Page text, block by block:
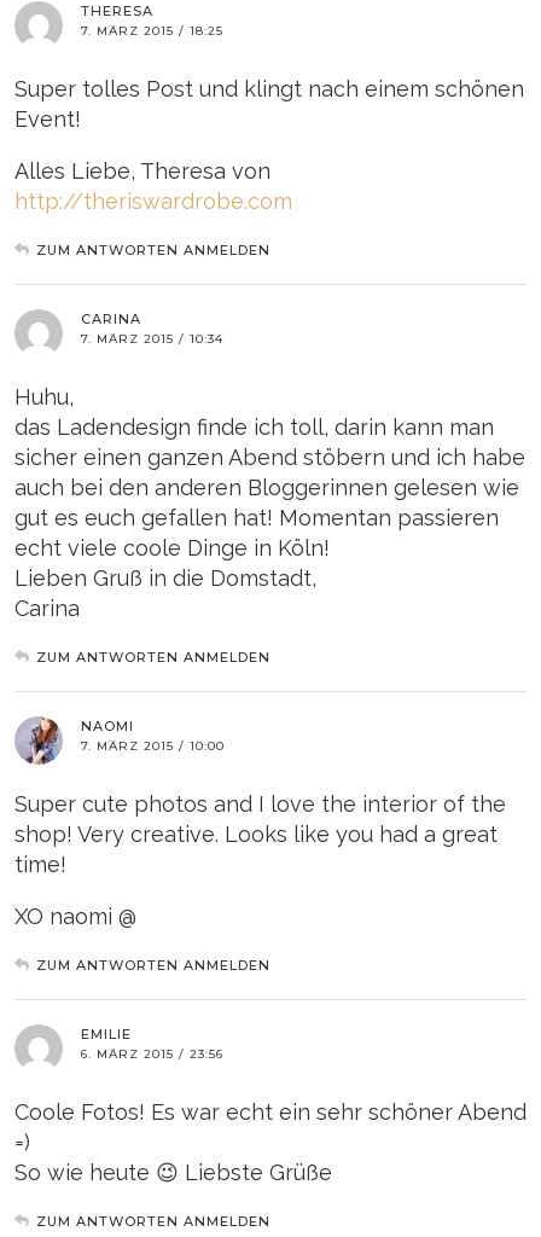
THERESA
7. MÄRZ 2015 / 18:25
Super tolles Post und klingt nach einem schönen
Event!
Alles Liebe, Theresa von
http://theriswardrobe.com
ZUM ANTWORTEN ANMELDEN
CARINA
7. MÄRZ 2015 / 10:34
Huhu,
das Ladendesign finde ich toll, darin kann man
sicher einen ganzen Abend stöbern und ich habe
auch bei den anderen Bloggerinnen gelesen wie
gut es euch gefallen hat! Momentan passieren
echt viele coole Dinge in Köln!
Lieben Gruß in die Domstadt,
Carina
ZUM ANTWORTEN ANMELDEN
NAOMI
7. MÄRZ 2015 / 10:00
Super cute photos and I love the interior of the
shop! Very creative. Looks like you had a great
time!
XO naomi @
ZUM ANTWORTEN ANMELDEN
EMILIE
6. MÄRZ 2015 / 23:56
Coole Fotos! Es war echt ein sehr schöner Abend
=)
So wie heute 😉 Liebste Grüße
ZUM ANTWORTEN ANMELDEN